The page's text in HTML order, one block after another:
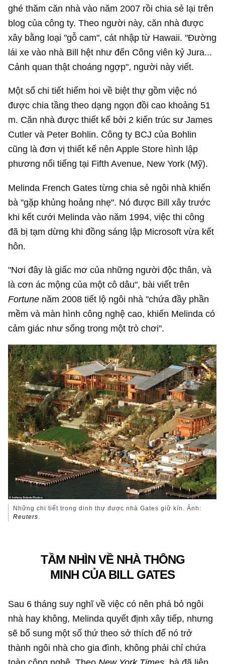
ghé thăm căn nhà vào năm 2007 rồi chia sẻ lại trên
blog của công ty. Theo người này, căn nhà được
xây bằng loại "gỗ cam", cát nhập từ Hawaii. "Đường
lái xe vào nhà Bill hệt như đến Công viên kỷ Jura...
Cảnh quan thật choáng ngợp", người này viết.
Một số chi tiết hiếm hoi về biệt thự gồm việc nó
được chia tầng theo dạng ngọn đồi cao khoảng 51
m. Căn nhà được thiết kế bởi 2 kiến trúc sư James
Cutler và Peter Bohlin. Công ty BCJ của Bohlin
cũng là đơn vị thiết kế nên Apple Store hình lập
phương nổi tiếng tại Fifth Avenue, New York (Mỹ).
Melinda French Gates từng chia sẻ ngôi nhà khiến
bà "gặp khủng hoảng nhẹ". Nó được Bill xây trước
khi kết cưới Melinda vào năm 1994, việc thi công
đã bị tạm dừng khi đồng sáng lập Microsoft vừa kết
hôn.
"Nơi đây là giấc mơ của những người độc thân, và
là cơn ác mộng của một cô dâu", bài viết trên
Fortune năm 2008 tiết lộ ngôi nhà "chứa đầy phần
mềm và màn hình công nghệ cao, khiến Melinda có
cảm giác như sống trong một trò chơi".
Những chi tiết trong dinh thự được nhà Gates giữ kín. Ảnh:
Reuters.
TẦM NHÌN VỀ NHÀ THÔNG
MINH CỦA BILL GATES
Sau 6 tháng suy nghĩ về việc có nên phá bỏ ngôi
nhà hay không, Melinda quyết định xây tiếp, nhưng
sẽ bổ sung một số thứ theo sở thích để nó trở
thành ngôi nhà cho gia đình, không phải chỉ chứa